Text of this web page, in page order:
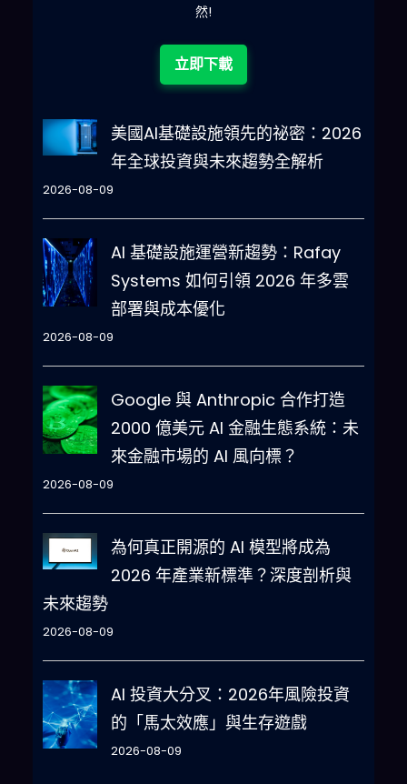
然!
立即下載
美國AI基礎設施領先的祕密：2026
年全球投資與未來趨勢全解析
2026-08-09
AI 基礎設施運營新趨勢：Rafay
Systems 如何引領 2026 年多雲
部署與成本優化
2026-08-09
Google 與 Anthropic 合作打造
2000 億美元 AI 金融生態系統：未
來金融市場的 AI 風向標？
2026-08-09
為何真正開源的 AI 模型將成為
2026 年產業新標準？深度剖析與
未來趨勢
2026-08-09
AI 投資大分叉：2026年風險投資
的「馬太效應」與生存遊戲
2026-08-09